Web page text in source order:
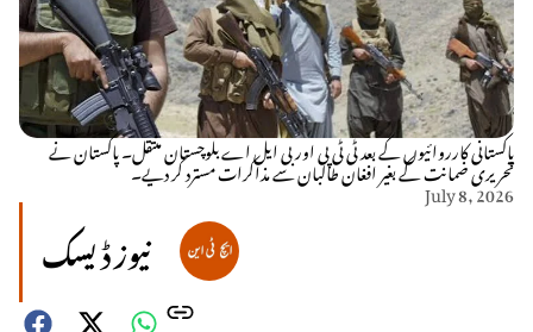
پاکستانی کارروائیوں کے بعد ٹی ٹی پی اور بی ایل اے بلوچستان منتقل۔ پاکستان نے
تحریری ضمانت کے بغیر افغان طالبان سے مذاکرات مسترد کر دیے۔
July 8, 2026
نیوز ڈیسک